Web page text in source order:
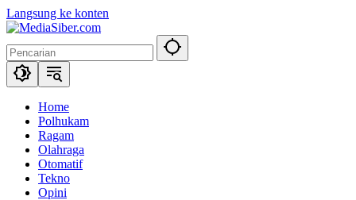
Langsung ke konten
Home
Polhukam
Ragam
Olahraga
Otomatif
Tekno
Opini